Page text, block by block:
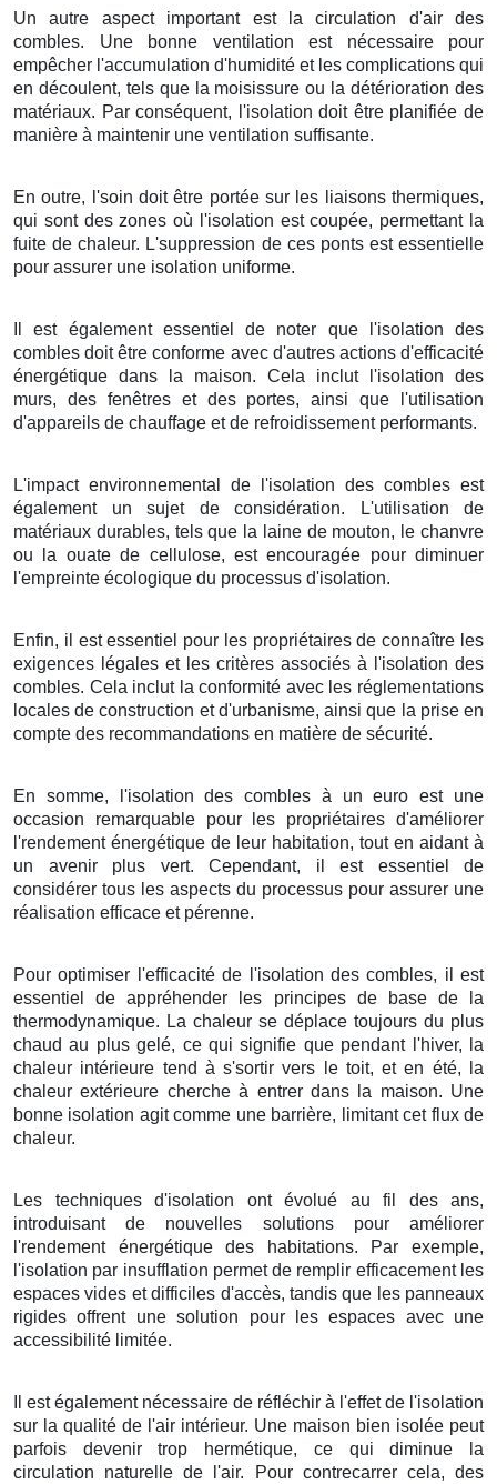
Un autre aspect important est la circulation d'air des
combles. Une bonne ventilation est nécessaire pour
empêcher l'accumulation d'humidité et les complications qui
en découlent, tels que la moisissure ou la détérioration des
matériaux. Par conséquent, l'isolation doit être planifiée de
manière à maintenir une ventilation suffisante.
En outre, l'soin doit être portée sur les liaisons thermiques,
qui sont des zones où l'isolation est coupée, permettant la
fuite de chaleur. L'suppression de ces ponts est essentielle
pour assurer une isolation uniforme.
Il est également essentiel de noter que l'isolation des
combles doit être conforme avec d'autres actions d'efficacité
énergétique dans la maison. Cela inclut l'isolation des
murs, des fenêtres et des portes, ainsi que l'utilisation
d'appareils de chauffage et de refroidissement performants.
L'impact environnemental de l'isolation des combles est
également un sujet de considération. L'utilisation de
matériaux durables, tels que la laine de mouton, le chanvre
ou la ouate de cellulose, est encouragée pour diminuer
l'empreinte écologique du processus d'isolation.
Enfin, il est essentiel pour les propriétaires de connaître les
exigences légales et les critères associés à l'isolation des
combles. Cela inclut la conformité avec les réglementations
locales de construction et d'urbanisme, ainsi que la prise en
compte des recommandations en matière de sécurité.
En somme, l'isolation des combles à un euro est une
occasion remarquable pour les propriétaires d'améliorer
l'rendement énergétique de leur habitation, tout en aidant à
un avenir plus vert. Cependant, il est essentiel de
considérer tous les aspects du processus pour assurer une
réalisation efficace et pérenne.
Pour optimiser l'efficacité de l'isolation des combles, il est
essentiel de appréhender les principes de base de la
thermodynamique. La chaleur se déplace toujours du plus
chaud au plus gelé, ce qui signifie que pendant l'hiver, la
chaleur intérieure tend à s'sortir vers le toit, et en été, la
chaleur extérieure cherche à entrer dans la maison. Une
bonne isolation agit comme une barrière, limitant cet flux de
chaleur.
Les techniques d'isolation ont évolué au fil des ans,
introduisant de nouvelles solutions pour améliorer
l'rendement énergétique des habitations. Par exemple,
l'isolation par insufflation permet de remplir efficacement les
espaces vides et difficiles d'accès, tandis que les panneaux
rigides offrent une solution pour les espaces avec une
accessibilité limitée.
Il est également nécessaire de réfléchir à l'effet de l'isolation
sur la qualité de l'air intérieur. Une maison bien isolée peut
parfois devenir trop hermétique, ce qui diminue la
circulation naturelle de l'air. Pour contrecarrer cela, des